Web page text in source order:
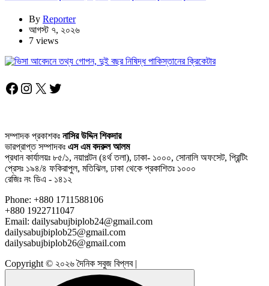
By Reporter
আগস্ট ৭, ২০২৬
7 views
Facebook
Instagram
X Twitter
সম্পাদক প্রকাশকঃ নাসির উদ্দিন শিকদার
ভারপ্রাপ্ত সম্পাদকঃ এস এম বদরুল আলম
প্রধান কার্যালয়ঃ ৮৫/১, নয়াপল্টন (৪র্থ তলা), ঢাকা- ১০০০, সোনালি অফসেট, প্রিন্টিং
প্রেসঃ ১৯৪/৪ ফকিরাপুল, মতিঝিল, ঢাকা থেকে প্রকাশিতঃ ১০০০
রেজিঃ নং ডিএ - ১৪১২
Phone: +880 1711588106
+880 1922711047
Email: dailysabujbiplob24@gmail.com
dailysabujbiplob25@gmail.com
dailysabujbiplob26@gmail.com
Copyright © ২০২৬ দৈনিক সবুজ বিপ্লব |